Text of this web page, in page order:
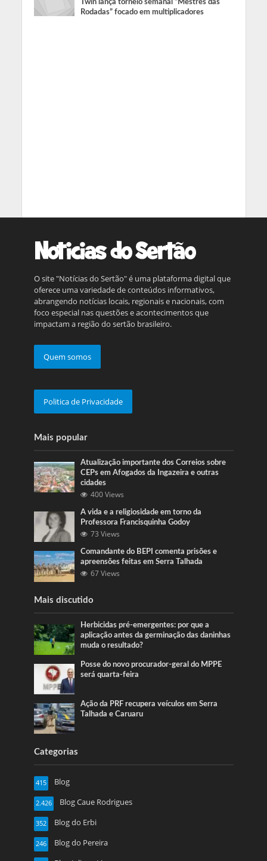
Twin lança torneio semanal “Mestres das
Rodadas” focado em multiplicadores
O site "Notícias do Sertão" é uma plataforma digital que
oferece uma variedade de conteúdos informativos,
abrangendo notícias locais, regionais e nacionais, com
foco especial nas questões e acontecimentos que
impactam a região do sertão brasileiro.
Quem somos
Politica de Privacidade
Mais popular
Atualização importante dos Correios sobre
CEPs em Afogados da Ingazeira e outras
cidades
400 Views
A vida e a religiosidade em torno da
Professora Francisquinha Godoy
73 Views
Comandante do BEPI comenta prisões e
apreensões feitas em Serra Talhada
67 Views
Mais discutido
Herbicidas pré-emergentes: por que a
aplicação antes da germinação das daninhas
muda o resultado?
Posse do novo procurador-geral do MPPE
será quarta-feira
Ação da PRF recupera veículos em Serra
Talhada e Caruaru
Categorias
Blog
415
Blog Caue Rodrigues
2.426
Blog do Erbi
352
Blog do Pereira
246